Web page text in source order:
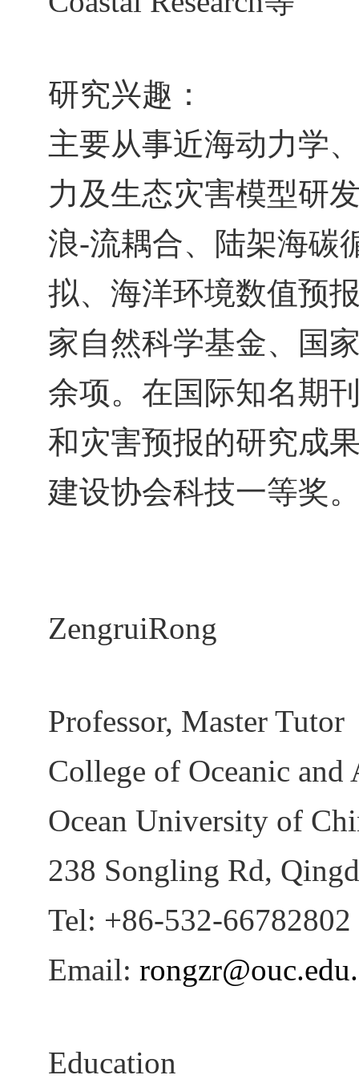
研究兴趣：
主要从事近海动力学
力及生态灾害模型研
浪-流耦合、陆架海碳
拟、海洋环境数值预
家自然科学基金、国
余项。在国际知名期
和灾害预报的研究成
建设协会科技一等奖
ZengruiRong
Professor, Master Tutor
College of Oceanic and
Ocean University of
238 Songling Rd,
Tel: +86-532-66782802
Email:
Education